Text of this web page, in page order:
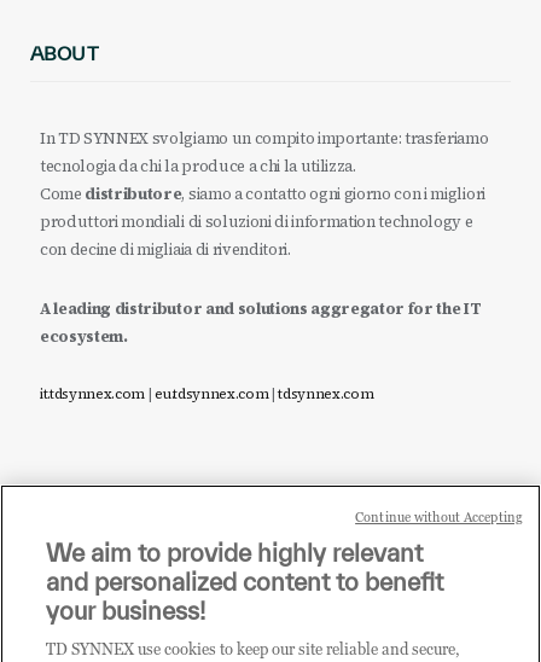
ABOUT
In TD SYNNEX svolgiamo un compito importante: trasferiamo
tecnologia da chi la produce a chi la utilizza.
Come distributore, siamo a contatto ogni giorno con i migliori
produttori mondiali di soluzioni di information technology e
con decine di migliaia di rivenditori.
A leading distributor and solutions aggregator for the IT
ecosystem.
it.tdsynnex.com|eu.tdsynnex.com|tdsynnex.com
Sei un rivenditore di tecnologia e desideri acquistare
i prodotti o le soluzioni trattate sul blog?
CLICCA QUI E DIVENTA
CLIENTE TD SYNNEX
We aim to provide highly relevant
and personalized content to benefit
your business!
TD SYNNEX use cookies to keep our site reliable and secure,
Continue without Accepting